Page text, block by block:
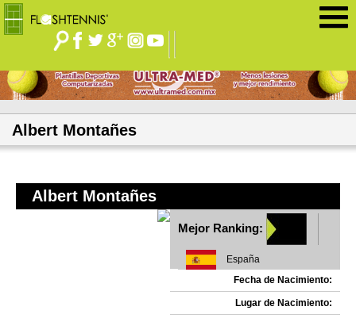
Albert Montañes
Albert Montañes
Mejor Ranking:
España
Fecha de Nacimiento:
Lugar de Nacimiento: